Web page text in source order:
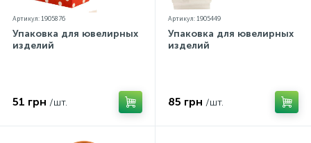
Артикул: 1905876
Упаковка для ювелирных
изделий
51 грн /шт.
Артикул: 1905449
Упаковка для ювелирных
изделий
85 грн /шт.